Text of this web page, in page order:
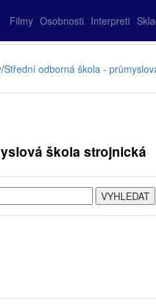
Filmy Osobnosti Interpreti
/Střední odborná škola -
škola strojnická